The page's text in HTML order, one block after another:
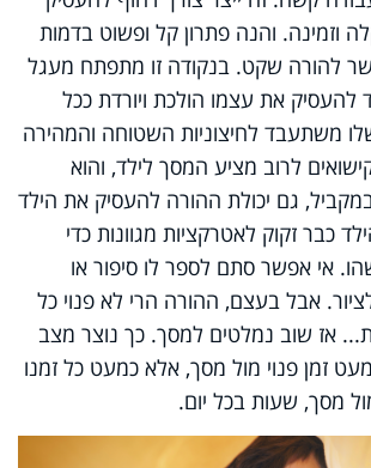
וזמינה. והנה פתרון קל ופשוט בדמות
להורה שקט. בנקודה זו מתפתח מעגל
להעסיק את עצמו הולכת ויורדת ככל
משתעבד לחיצוניות השטוחה והמהירה
לרוב מציע המסך לילד, והוא
גם יכולת ההורה להעסיק את הילד
כבר זקוק לאטרקציות מגוונות כדי
אי אפשר סתם לספר לו סיפור או
אבל בעצם, ההורה הרי לא פנוי כל
אז שוב נמלטים למסך. כך נוצר מצב
זמן פנוי מול מסך, אלא כמעט כל זמנו
מסך, שעות בכל יום.